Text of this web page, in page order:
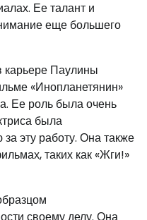
Ее талант и
еще большего
Паулины
«Инопланетянин»
Ее роль была очень
была
эту работу. Она также
таких как «Жги!»
своему делу. Она